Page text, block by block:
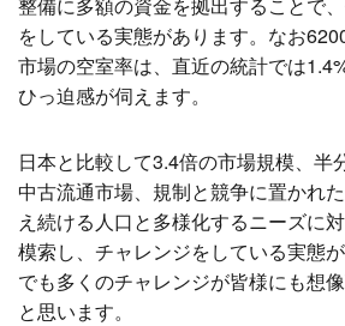
をしている実態があります。なお
市場の空室率は、直近の統計では
ひっ迫感が伺えます。
日本と比較して3.4倍の市場規模、半
中古流通市場、規制と競争に置かれ
え続ける人口と多様化するニーズに
模索し、チャレンジをしている実態
でも多くのチャレンジが皆様にも想
と思います。